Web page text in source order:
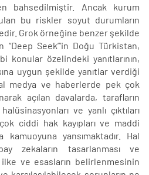
bahsedilmiştir. Ancak kurum
bu riskler soyut durumların
Grok örneğine benzer şekilde
Seek”’in Doğu Türkistan,
konular özelindeki yanıtlarının,
uygun şekilde yanıtlar verdiği
medya ve haberlerde pek çok
açılan davalarda, tarafların
ve yanlı çıktıları
ciddi hak kayıpları ve maddi
kamuoyuna yansımaktadır. Hal
zekaların tasarlanması ve
ilke ve esasların belirlenmesinin